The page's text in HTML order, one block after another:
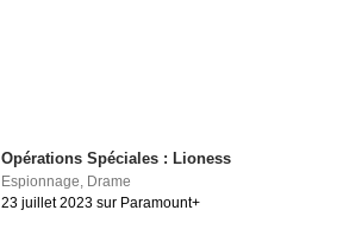
Opérations Spéciales : Lioness
Espionnage, Drame
23 juillet 2023 sur Paramount+